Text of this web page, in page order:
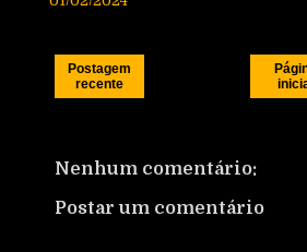
Postagem
recente
Nenhum comentário:
Postar um comentário